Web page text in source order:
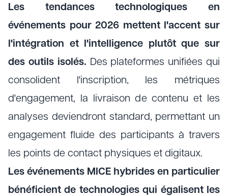
Les tendances technologiques en
événements pour 2026 mettent l'accent sur
l'intégration et l'intelligence plutôt que sur
des outils isolés. Des plateformes unifiées qui
consolident l'inscription, les métriques
d'engagement, la livraison de contenu et les
analyses deviendront standard, permettant un
engagement fluide des participants à travers
les points de contact physiques et digitaux.
Les événements MICE hybrides en particulier
bénéficient de technologies qui égalisent les